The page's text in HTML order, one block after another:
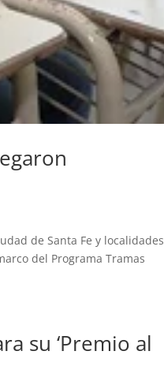
de Santa Fe y
del Programa Tramas
su ‘Premio al